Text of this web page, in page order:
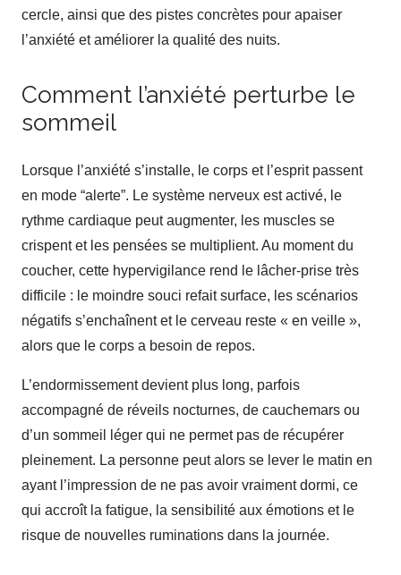
cercle, ainsi que des pistes concrètes pour apaiser
l’anxiété et améliorer la qualité des nuits.
Comment l’anxiété perturbe le
sommeil
Lorsque l’anxiété s’installe, le corps et l’esprit passent
en mode “alerte”. Le système nerveux est activé, le
rythme cardiaque peut augmenter, les muscles se
crispent et les pensées se multiplient. Au moment du
coucher, cette hypervigilance rend le lâcher-prise très
difficile : le moindre souci refait surface, les scénarios
négatifs s’enchaînent et le cerveau reste « en veille »,
alors que le corps a besoin de repos.
L’endormissement devient plus long, parfois
accompagné de réveils nocturnes, de cauchemars ou
d’un sommeil léger qui ne permet pas de récupérer
pleinement. La personne peut alors se lever le matin en
ayant l’impression de ne pas avoir vraiment dormi, ce
qui accroît la fatigue, la sensibilité aux émotions et le
risque de nouvelles ruminations dans la journée.